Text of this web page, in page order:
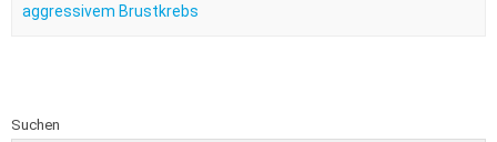
aggressivem Brustkrebs
Suchen